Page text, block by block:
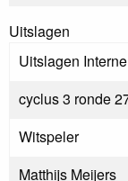
Uitslagen
Uitslagen
cyclus 3 ronde
Witspeler
Matthijs Meijers